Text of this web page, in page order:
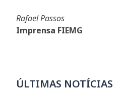
Rafael Passos
Imprensa FIEMG
ÚLTIMAS NOTÍCIAS